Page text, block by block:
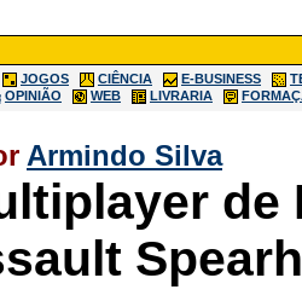
JOGOS CIÊNCIA E-BUSINESS
OPINIÃO WEB LIVRARIA
Armindo Silva
de